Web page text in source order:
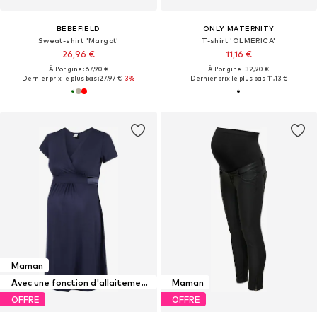
BEBEFIELD
Sweat-shirt 'Margot'
26,96 €
À l'origine : 67,90 €
Dernier prix le plus bas :27,97 €-3%
ONLY MATERNITY
T-shirt 'OLMERICA'
11,16 €
À l'origine : 32,90 €
Dernier prix le plus bas :11,13 €
Maman
Avec une fonction d'allaitement maternel
OFFRE
Maman
OFFRE